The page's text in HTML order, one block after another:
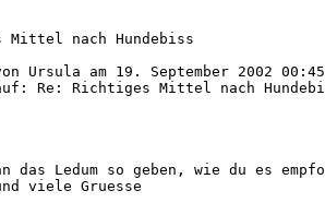
Mittel nach Hundebiss
Ursula am 19. September 2002
Re: Richtiges Mittel nach
das Ledum so geben, wie du es
viele Gruesse